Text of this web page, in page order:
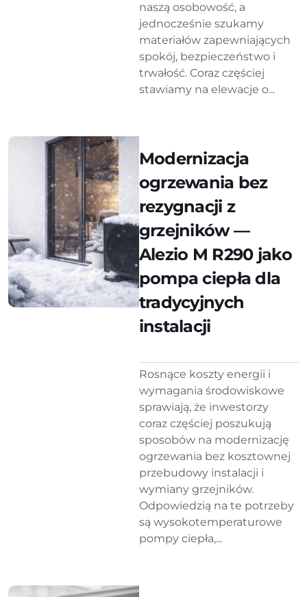
naszą osobowość, a
jednocześnie szukamy
materiałów zapewniających
spokój, bezpieczeństwo i
trwałość. Coraz częściej
stawiamy na elewacje o...
Modernizacja
ogrzewania bez
rezygnacji z
grzejników —
Alezio M R290 jako
pompa ciepła dla
tradycyjnych
instalacji
Rosnące koszty energii i
wymagania środowiskowe
sprawiają, że inwestorzy
coraz częściej poszukują
sposobów na modernizację
ogrzewania bez kosztownej
przebudowy instalacji i
wymiany grzejników.
Odpowiedzią na te potrzeby
są wysokotemperaturowe
pompy ciepła,...